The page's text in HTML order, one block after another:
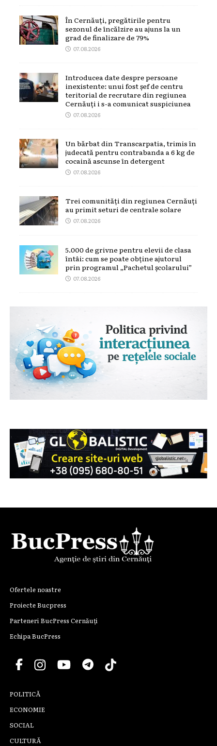
În Cernăuți, pregătirile pentru
sezonul de încălzire au ajuns la un
grad de finalizare de 79%
07.08.2026
Introducea date despre persoane
inexistente: unui fost șef de centru
teritorial de recrutare din regiunea
Cernăuți i s-a comunicat suspiciunea
07.08.2026
Un bărbat din Transcarpatia, trimis în
judecată pentru contrabanda a 6 kg de
cocaină ascunse în detergent
07.08.2026
Trei comunități din regiunea Cernăuți
au primit seturi de centrale solare
07.08.2026
5.000 de grivne pentru elevii de clasa
întâi: cum se poate obține ajutorul
prin programul „Pachetul școlarului”
07.08.2026
Ofertele noastre
Proiecte Bucpress
Parteneri BucPress Cernăuți
Echipa BucPress
POLITICĂ
ECONOMIE
SOCIAL
CULTURĂ